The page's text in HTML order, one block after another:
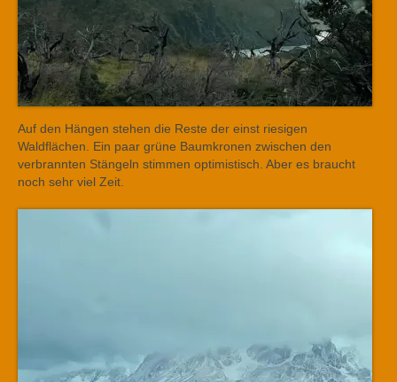
Auf den Hängen stehen die Reste der einst riesigen
Waldflächen. Ein paar grüne Baumkronen zwischen den
verbrannten Stängeln stimmen optimistisch. Aber es braucht
noch sehr viel Zeit.